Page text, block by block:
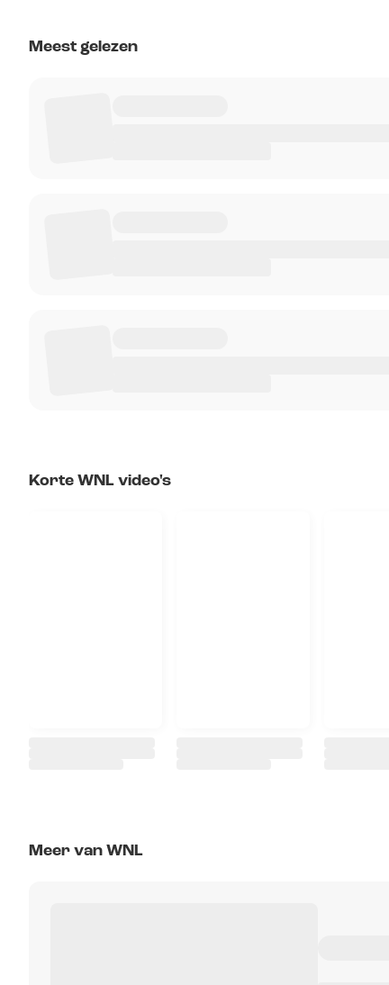
Meest gelezen
Korte WNL video's
Meer van WNL